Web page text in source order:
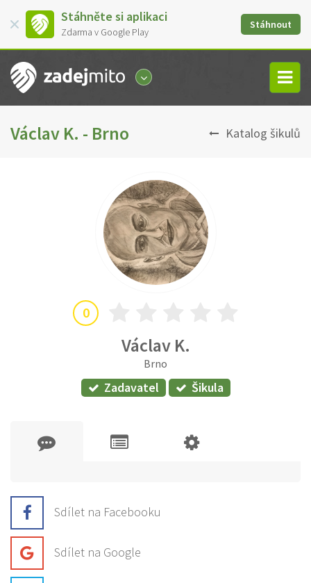
Stáhněte si aplikaci
Zdarma v Google Play
Stáhnout
Václav K. - Brno Katalog šikulů
0
Václav K.
Brno
Zadavatel Šikula
Sdílet na Facebooku
Sdílet na Google